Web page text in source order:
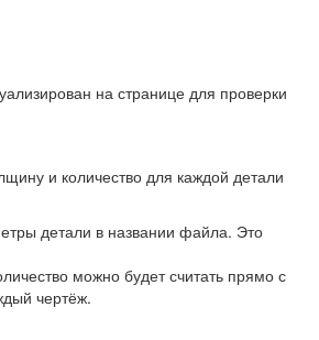
на странице для проверки
и количество для каждой детали
детали в названии файла. Это
можно будет считать прямо с
чертёж.